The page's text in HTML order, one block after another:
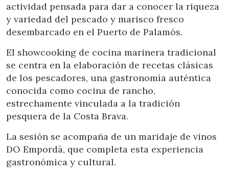
Ubicación/nombre del hotel
CA FR
actividad pensada para dar a conocer la riqueza
y variedad del pescado y marisco fresco
desembarcado en el Puerto de Palamós.
El showcooking de cocina marinera tradicional
se centra en la elaboración de recetas clásicas
de los pescadores, una gastronomía auténtica
conocida como cocina de rancho,
estrechamente vinculada a la tradición
pesquera de la Costa Brava.
La sesión se acompaña de un maridaje de vinos
DO Empordà, que completa esta experiencia
gastronómica y cultural.